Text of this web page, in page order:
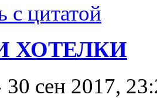
с цитатой
ХОТЕЛКИ
30 сен 2017,